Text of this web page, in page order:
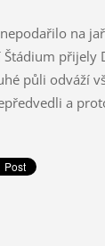
na
přijely
půli odváží
a